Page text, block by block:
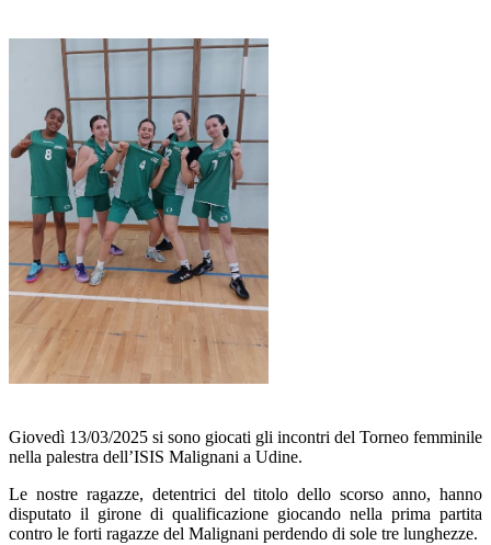
Giovedì 13/03/2025 si sono giocati gli incontri del Torneo femminile
nella palestra dell’ISIS Malignani a Udine.
Le nostre ragazze, detentrici del titolo dello scorso anno, hanno
disputato il girone di qualificazione giocando nella prima partita
contro le forti ragazze del Malignani perdendo di sole tre lunghezze.